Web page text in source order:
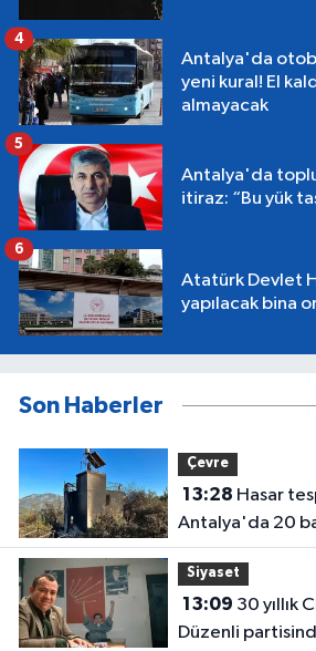
Antalya'da
yeni kural! El
almayacak
4
Antalya'da toplu
itiraz: “Bu yük
5
Atatürk Devlet
yapılacak bina
6
Son Haberler
Çevre
13:28
Antalya'da 20
hasar gördü
Siyaset
13:09
Düzenli